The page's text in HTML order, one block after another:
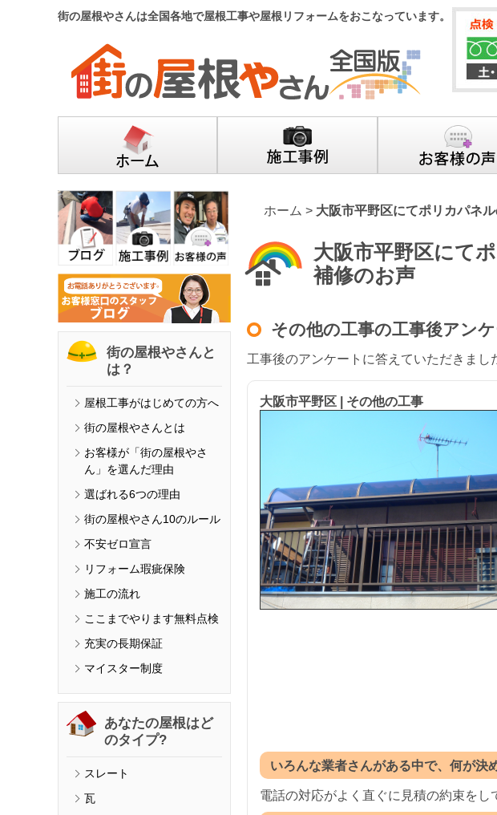
街の屋根やさんは全国各地で屋根工事や屋根リフォームをおこなっています。
街の屋根やさんと
は？
屋根工事がはじめての方へ
街の屋根やさんとは
お客様が「街の屋根やさ
ん」を選んだ理由
選ばれる6つの理由
街の屋根やさん10のルール
不安ゼロ宣言
リフォーム瑕疵保険
施工の流れ
ここまでやります無料点検
充実の長期保証
マイスター制度
あなたの屋根はど
のタイプ?
スレート
瓦
ホーム > 大阪市平野区にてポリカパネ
大阪市平野区にて
補修のお声
その他の工事の工事後アンケ
工事後のアンケートに答えていただきまし
大阪市平野区 | その他の工事
いろんな業者さんがある中で、何が決
電話の対応がよく直ぐに見積の約束をし